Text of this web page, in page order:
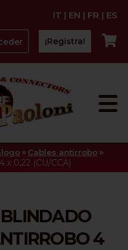
IT | EN | FR | ES
¡Registra!
» Cables antirrobo »
x 0,22 (CU/CCA)
BLINDADO
4